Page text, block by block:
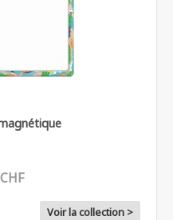
Voir la collection >